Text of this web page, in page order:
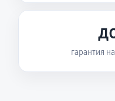
гарантия